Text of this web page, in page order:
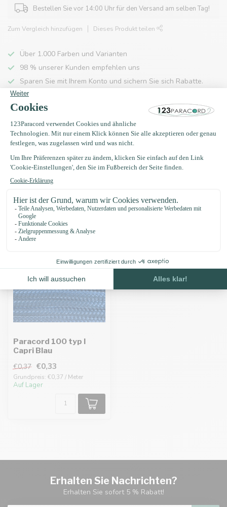
Bestellen Sie vor 14:00 Uhr für den Versand am selben Tag!
Zum Vergleich hinzufügen Dieses Produkt teilen
Über 1.000 Farben und Varianten
98 % unserer Kunden empfehlen uns
Sparen Sie mit Ihrem Konto und sichern Sie sich Rabatte.
Kostenlose Lieferung nach Hause ab 150 €
Produktbeschreibung
Eigenschaften
Zuletzt angesehen
-11%
Paracord 100 typ I
Capri Blau
€0,37 €0,33
Grundpreis: €0,37 / Meter
Auf Lager
Erhalten Sie Nachrichten?
Erhalten Sie sofort 5 % Rabatt!